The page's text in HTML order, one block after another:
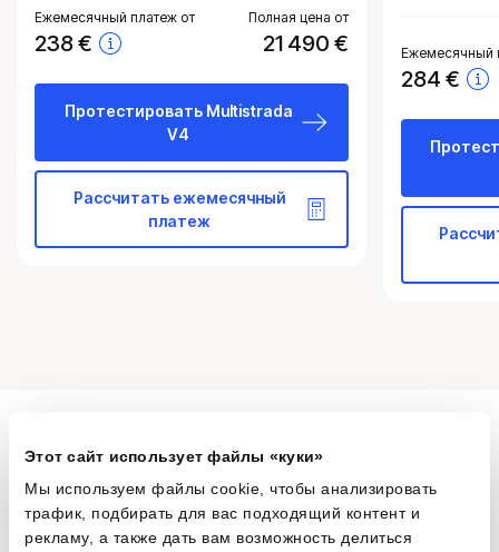
Этот сайт использует файлы «куки»
Мы используем файлы cookie, чтобы анализировать
трафик, подбирать для вас подходящий контент и
рекламу, а также дать вам возможность делиться
Ежемесячный платеж от
238€
Полная цена от
21 490 €
Протестировать Multistrada
V4
Рассчитать ежемесячный
платеж
Ежемесячный
284 €
Возьми управление в свои
руки